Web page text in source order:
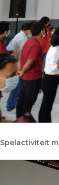
Spelactiviteit